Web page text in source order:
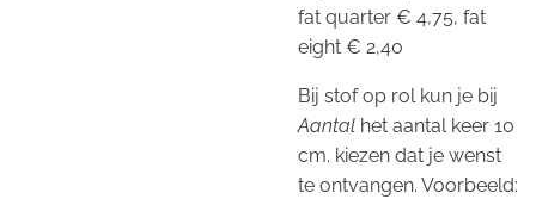
fat quarter € 4,75, fat
eight € 2,40
Bij stof op rol kun je bij
Aantal het aantal keer 10
cm. kiezen dat je wenst
te ontvangen. Voorbeeld: